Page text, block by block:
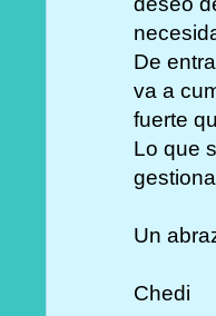
De
va a
fuerte
Lo que
Un
Chedi